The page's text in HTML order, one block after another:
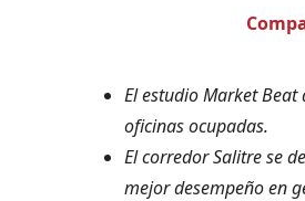
El estudio Market
oficinas ocupadas.
El corredor Salitre se
mejor desempeño en